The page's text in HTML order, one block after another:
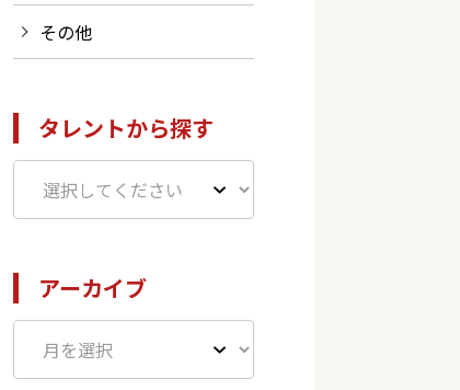
その他
タレントから探す
アーカイブ